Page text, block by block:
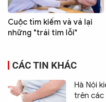
Cuộc tìm kiếm và vá lại
những "trái tim lỗi"
CÁC TIN KHÁC
Hà Nội
trên các